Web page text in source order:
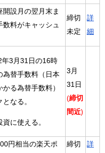
設月の翌月末ま
数料がキャッシュ
締切
未定
詳
細
3月31日の16時
為替手数料（日本
る為替手数料）
なる。
に使える。
3月
31日
(締切
間近)
円相当の楽天ポ
締切
詳